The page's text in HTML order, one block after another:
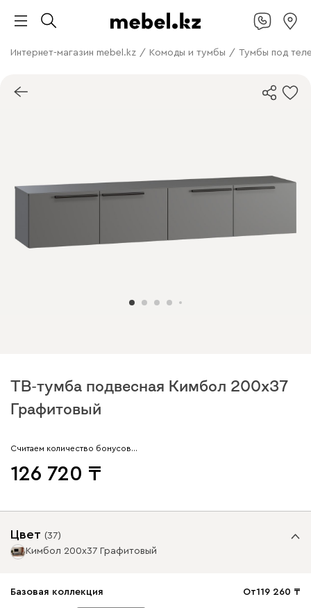
Интернет-магазин mebel.kz / Комоды и тумбы / Тумбы под
ТВ-тумба подвесная Кимбол 200x37
Графитовый
Считаем количество бонусов…
126 720
Цвет (37)
Кимбол 200x37 Графитовый
Базовая коллекция От119 260